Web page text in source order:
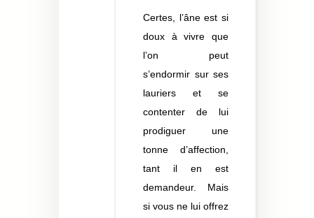
Certes, l’âne est si
doux à vivre que
l’on peut
s’endormir sur ses
lauriers et se
contenter de lui
prodiguer une
tonne d’affection,
tant il en est
demandeur. Mais
si vous ne lui offrez